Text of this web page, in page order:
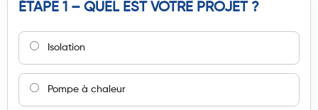
ÉTAPE 1 – QUEL EST VOTRE PROJET ?
Isolation
Pompe à chaleur